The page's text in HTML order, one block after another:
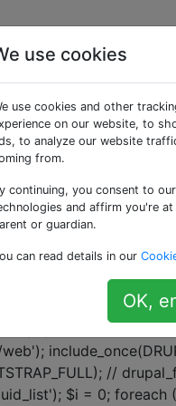
i ganci?
le mie
di Drupal, i
"Pro Drupal
…
per file PHP
//
$i = 0; foreach
use cookies
use cookies and other
on our website, to
to analyze our website
from.
continuing, you consent to
and affirm you're
or guardian.
can read details in our
OK,